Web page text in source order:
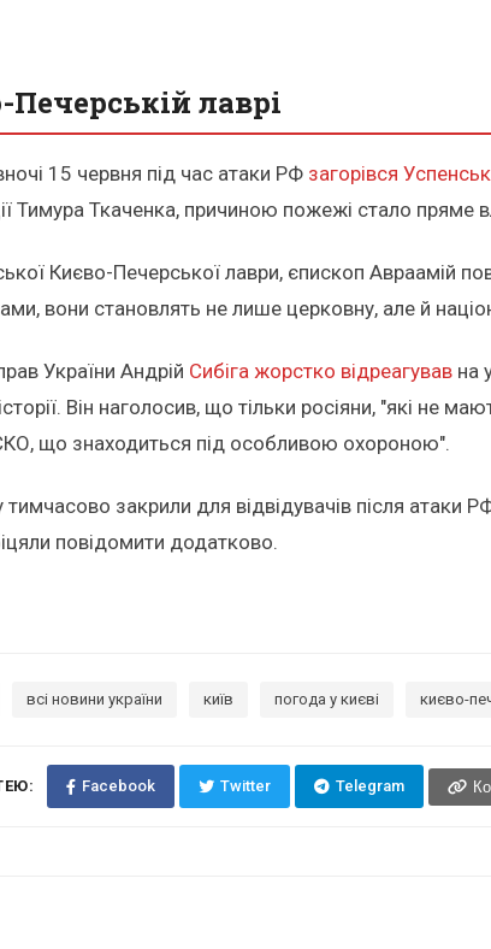
лаврі
15 червня під час атаки РФ загорівся
Тимура Ткаченка, причиною пожежі стало
Києво-Печерської лаври, єпископ Авраамій
вони становлять не лише церковну, але й
України Андрій Сибіга жорстко відреагував на
Він наголосив, що тільки росіяни, "які не
що знаходиться під особливою охороною".
закрили для відвідувачів після
повідомити додатково.
всі новини україни київ погода у києві києво-
Facebook Twitter Telegram